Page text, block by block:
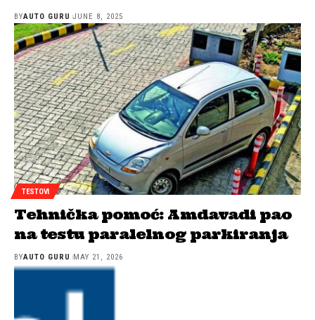
BYAUTO GURU JUNE 8, 2025
TESTOVI
Tehnička pomoć: Amdavadi pao
na testu paralelnog parkiranja
BYAUTO GURU MAY 21, 2026